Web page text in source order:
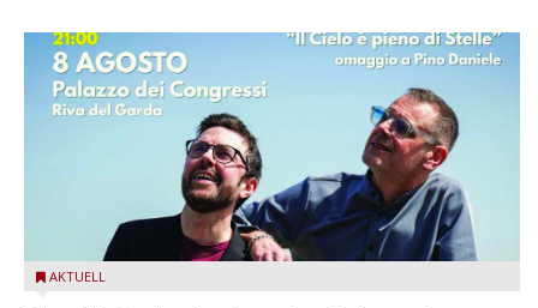
Fabrizio Bosso & Julian Oliver Mazzariello zu Gast beim Garda
AKTUELL